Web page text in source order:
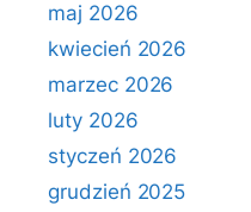
maj 2026
kwiecień 2026
marzec 2026
luty 2026
styczeń 2026
grudzień 2025